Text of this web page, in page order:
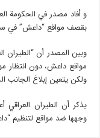
و أفاد مصدر في الحكومة
بقصف مواقع “داعش” في
وبين المصدر أن “الطيران
مواقع داعش، دون انتظار
ولكن يتعين إبلاغ الجانب
يذكر أن الطيران
وجهها ضد مواقع لتنظيم